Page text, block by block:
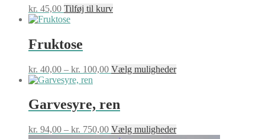
kr. 45,00 Tilføj til kurv
Fruktose
kr. 40,00 – kr. 100,00Prisinterval:
kr. 100,00
Vælg mulighederDette
kan
Garvesyre, ren
kr. 94,00 – kr. 750,00Prisinterval:
Vælg mulighederDette